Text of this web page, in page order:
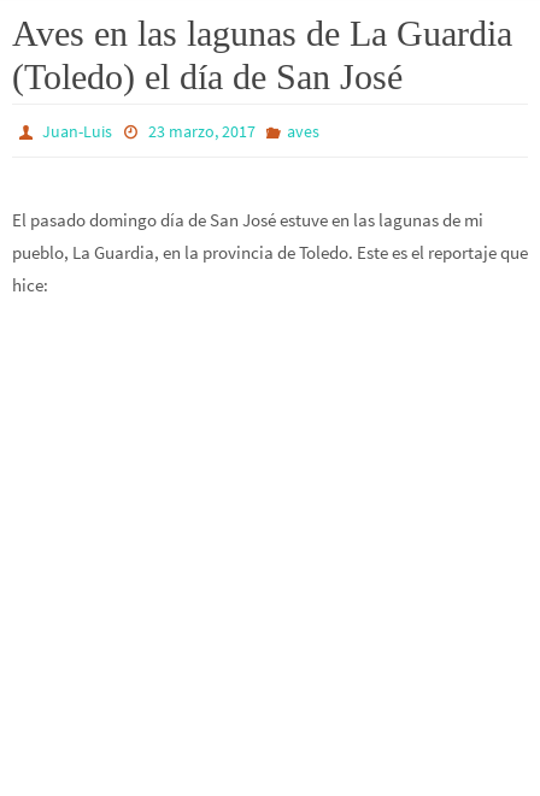
Aves en las lagunas de La Guardia
(Toledo) el día de San José
Juan-Luis 23 marzo, 2017 aves
El pasado domingo día de San José estuve en las lagunas de mi
pueblo, La Guardia, en la provincia de Toledo. Este es el reportaje que
hice: